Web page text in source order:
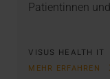
Patientinnen
VISUS HEALTH IT
MEHR ERFAHREN